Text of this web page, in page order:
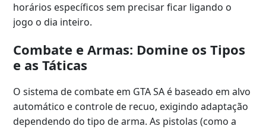
horários específicos sem precisar ficar ligando o
jogo o dia inteiro.
Combate e Armas: Domine os Tipos
e as Táticas
O sistema de combate em GTA SA é baseado em alvo
automático e controle de recuo, exigindo adaptação
dependendo do tipo de arma. As pistolas (como a